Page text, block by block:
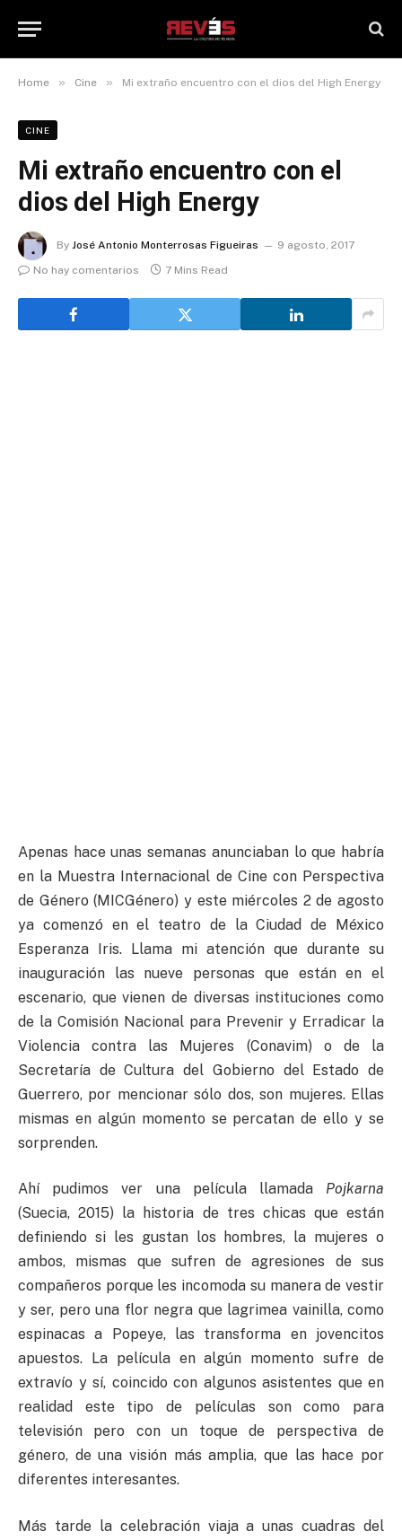
Home » Cine » Mi extraño encuentro con el dios del High Energy
CINE
Mi extraño encuentro con el
dios del High Energy
By José Antonio Monterrosas Figueiras
9 agosto, 2017
No hay comentarios
7 Mins Read
Apenas hace unas semanas anunciaban lo que habría
en la Muestra Internacional de Cine con Perspectiva
de Género (MICGénero) y este miércoles 2 de agosto
ya comenzó en el teatro de la Ciudad de México
Esperanza Iris. Llama mi atención que durante su
inauguración las nueve personas que están en el
escenario, que vienen de diversas instituciones como
de la Comisión Nacional para Prevenir y Erradicar la
Violencia contra las Mujeres (Conavim) o de la
Secretaría de Cultura del Gobierno del Estado de
Guerrero, por mencionar sólo dos, son mujeres. Ellas
mismas en algún momento se percatan de ello y se
sorprenden.
Ahí pudimos ver una película llamadaPojkarna
(Suecia, 2015) la historia de tres chicas que están
definiendo si les gustan los hombres, la mujeres o
ambos, mismas que sufren de agresiones de sus
compañeros porque les incomoda su manera de vestir
y ser, pero una flor negra que lagrimea vainilla, como
espinacas a Popeye, las transforma en jovencitos
apuestos. La película en algún momento sufre de
extravío y sí, coincido con algunos asistentes que en
realidad este tipo de películas son como para
televisión pero con un toque de perspectiva de
género, de una visión más amplia, que las hace por
diferentes interesantes.
Más tarde la celebración viaja a unas cuadras del